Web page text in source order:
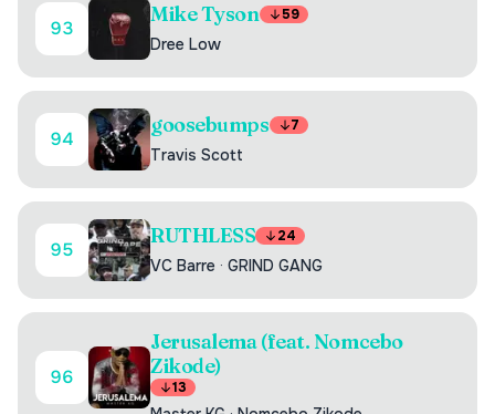
93
Mike Tyson 59
Dree Low
94
goosebumps 7
Travis Scott
95
RUTHLESS 24
VC Barre · GRIND GANG
96
Jerusalema (feat. Nomcebo
Zikode)
13